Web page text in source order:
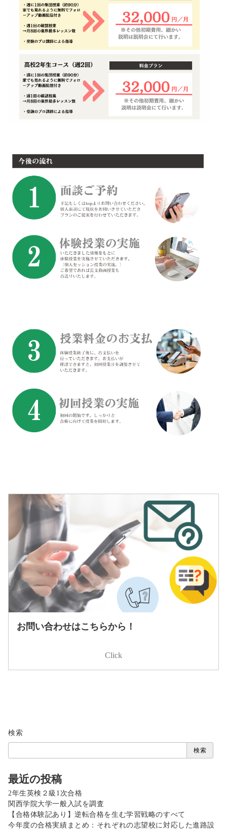
お問い合わせはこちらから！
Click
検索
検索
最近の投稿
2年生英検２級1次合格
関西学院大学一般入試を調査
【合格体験記あり】逆転合格を生む学習戦略のすべて
今年度の合格実績まとめ：それぞれの志望校に対応した進路設